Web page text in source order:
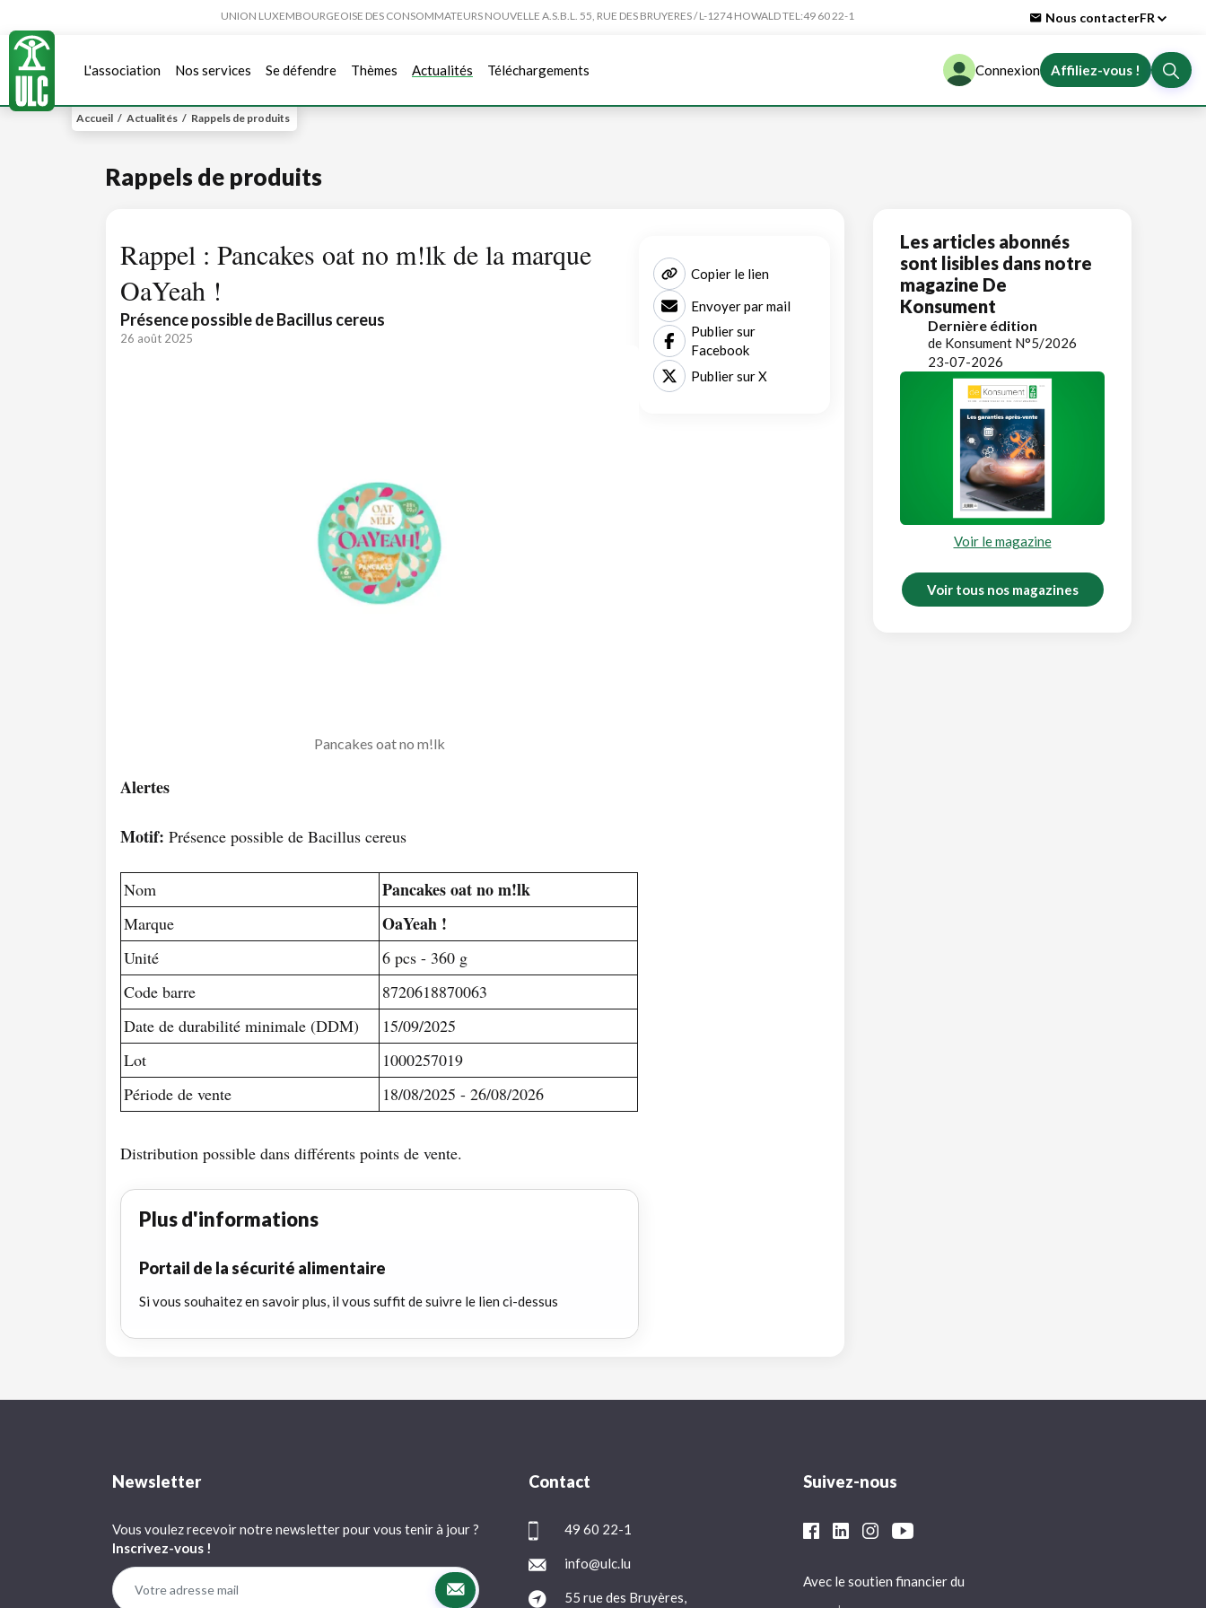
UNION LUXEMBOURGEOISE DES CONSOMMATEURS NOUVELLE A.S.B.L. 55, RUE DES BRUYERES / L-1274 HOWALD TEL:49 60 22-1 Nous contacterFR
L'association Nos services Se défendre Thèmes Actualités Téléchargements Connexion Affiliez-vous !
Accueil / Actualités / Rappels de produits
Rappels de produits
Rappel : Pancakes oat no m!lk de la marque
OaYeah !
Présence possible de Bacillus cereus
26 août 2025
Pancakes oat no m!lk
Alertes
Motif: Présence possible de Bacillus cereus
Nom Pancakes oat no m!lk
Marque OaYeah !
Unité
6 pcs - 360 g
Code barre
8720618870063
Date de durabilité minimale (DDM)
15/09/2025
Lot
1000257019
Période de vente
18/08/2025 - 26/08/2026
Distribution possible dans différents points de vente.
Plus d'informations
Portail de la sécurité alimentaire
Si vous souhaitez en savoir plus, il vous suffit de suivre le lien ci-dessus
Copier le lien
Envoyer par mail
Publier sur
Facebook
Publier sur X
Les articles abonnés
sont lisibles dans notre
magazine De
Konsument
Dernière édition
de Konsument N°5/2026
23-07-2026
Voir le magazine
Voir tous nos magazines
Newsletter
Vous voulez recevoir notre newsletter pour vous tenir à jour ?
Inscrivez-vous !
Contact
49 60 22-1
info@ulc.lu
55 rue des Bruyères,
Suivez-nous
Avec le soutien financier du